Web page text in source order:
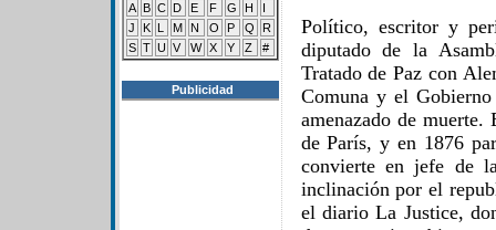
A B C D E F G H
I
J
K L M N O P Q
R
S T U V W X Y Z #
Publicidad
Político, escritor y
diputado de la
Tratado de Paz con
Comuna y el
amenazado de
de París, y en 1876
convierte en jefe de
inclinación por el
el diario La Justice,